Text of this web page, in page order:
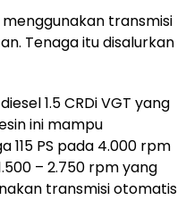
transmisi
Tenaga itu disalurkan
1.5 CRDi VGT yang
ini mampu
115 PS pada 4.000 rpm
– 2.750 rpm yang
transmisi otomatis